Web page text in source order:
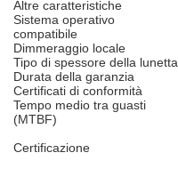
Altre caratteristiche
Sistema operativo
compatibile
Dimmeraggio locale
Tipo di spessore della lunetta
Durata della garanzia
Certificati di conformità
Tempo medio tra guasti
(MTBF)
Certificazione